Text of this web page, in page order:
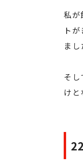
私が
ト
まし
そ
け